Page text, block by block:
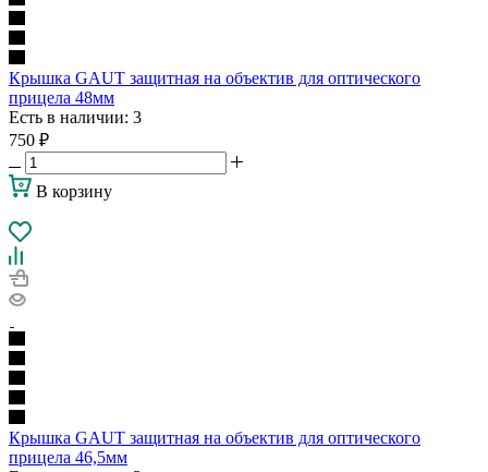
Крышка GAUT защитная на объектив для оптического
прицела 48мм
Есть в наличии: 3
750 ₽
В корзину
Крышка GAUT защитная на объектив для оптического
прицела 46,5мм